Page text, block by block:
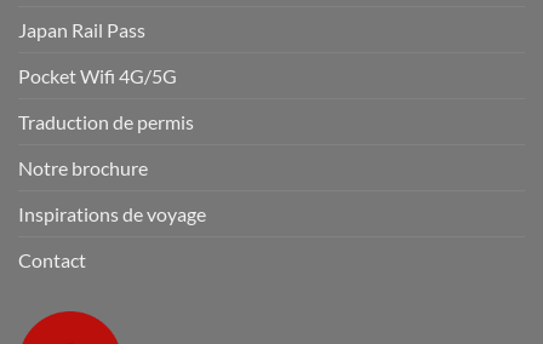
Japan Rail Pass
Pocket Wifi 4G/5G
Traduction de permis
Notre brochure
Inspirations de voyage
Contact